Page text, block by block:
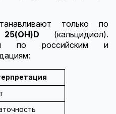
только по
25(OH)D (кальцидиол).
по российским и